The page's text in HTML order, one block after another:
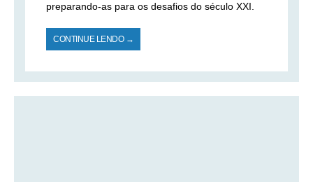
preparando-as para os desafios do século XXI.
CONTINUE LENDO →